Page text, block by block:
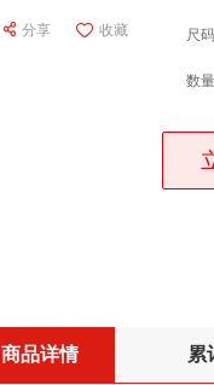
分享 收藏 尺码
数量
商品详情 累